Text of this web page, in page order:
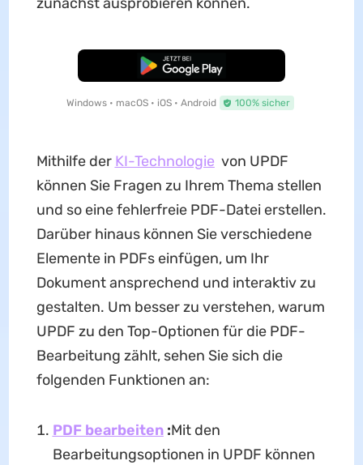
zunächst ausprobieren können.
Kostenloser Download
Windows • macOS • iOS • Android 100% sicher
Mithilfe der KI-Technologie von UPDF
können Sie Fragen zu Ihrem Thema stellen
und so eine fehlerfreie PDF-Datei erstellen.
Darüber hinaus können Sie verschiedene
Elemente in PDFs einfügen, um Ihr
Dokument ansprechend und interaktiv zu
gestalten. Um besser zu verstehen, warum
UPDF zu den Top-Optionen für die PDF-
Bearbeitung zählt, sehen Sie sich die
folgenden Funktionen an:
PDF bearbeiten:Mit den
Bearbeitungsoptionen in UPDF können